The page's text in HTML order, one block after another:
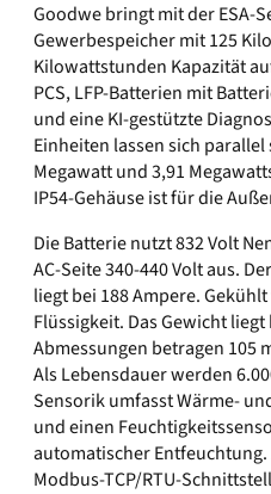
Goodwe bringt mit der ESA-
Gewerbespeicher mit 125
Kilowattstunden Kapazität
PCS, LFP-Batterien mit
und eine KI-gestützte
Einheiten lassen sich
Megawatt und 3,91
IP54-Gehäuse ist für die
Die Batterie nutzt 832 Volt
AC-Seite 340-440 Volt aus.
liegt bei 188 Ampere.
Flüssigkeit. Das Gewicht
Abmessungen betragen 105
Als Lebensdauer werden
Sensorik umfasst Wärme-
und einen
automatischer
Modbus-TCP/RTU-